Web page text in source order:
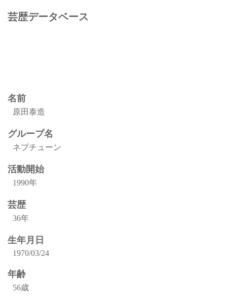
芸歴データベース
名前
原田泰造
グループ名
ネプチューン
活動開始
1990年
芸歴
36年
生年月日
1970/03/24
年齢
56歳